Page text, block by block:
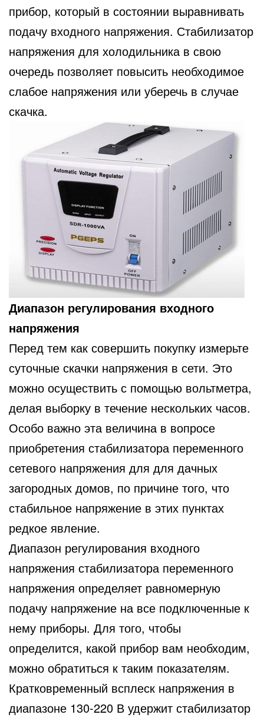
прибор, который в состоянии выравнивать
подачу входного напряжения. Стабилизатор
напряжения для холодильника в свою
очередь позволяет повысить необходимое
слабое напряжения или уберечь в случае
скачка.
Диапазон регулирования входного
напряжения
Перед тем как совершить покупку измерьте
суточные скачки напряжения в сети. Это
можно осуществить с помощью вольтметра,
делая выборку в течение нескольких часов.
Особо важно эта величина в вопросе
приобретения стабилизатора переменного
сетевого напряжения для для дачных
загородных домов, по причине того, что
стабильное напряжение в этих пунктах
редкое явление.
Диапазон регулирования входного
напряжения стабилизатора переменного
напряжения определяет равномерную
подачу напряжение на все подключенные к
нему приборы. Для того, чтобы
определится, какой прибор вам необходим,
можно обратиться к таким показателям.
Кратковременный всплеск напряжения в
диапазоне 130-220 В удержит стабилизатор